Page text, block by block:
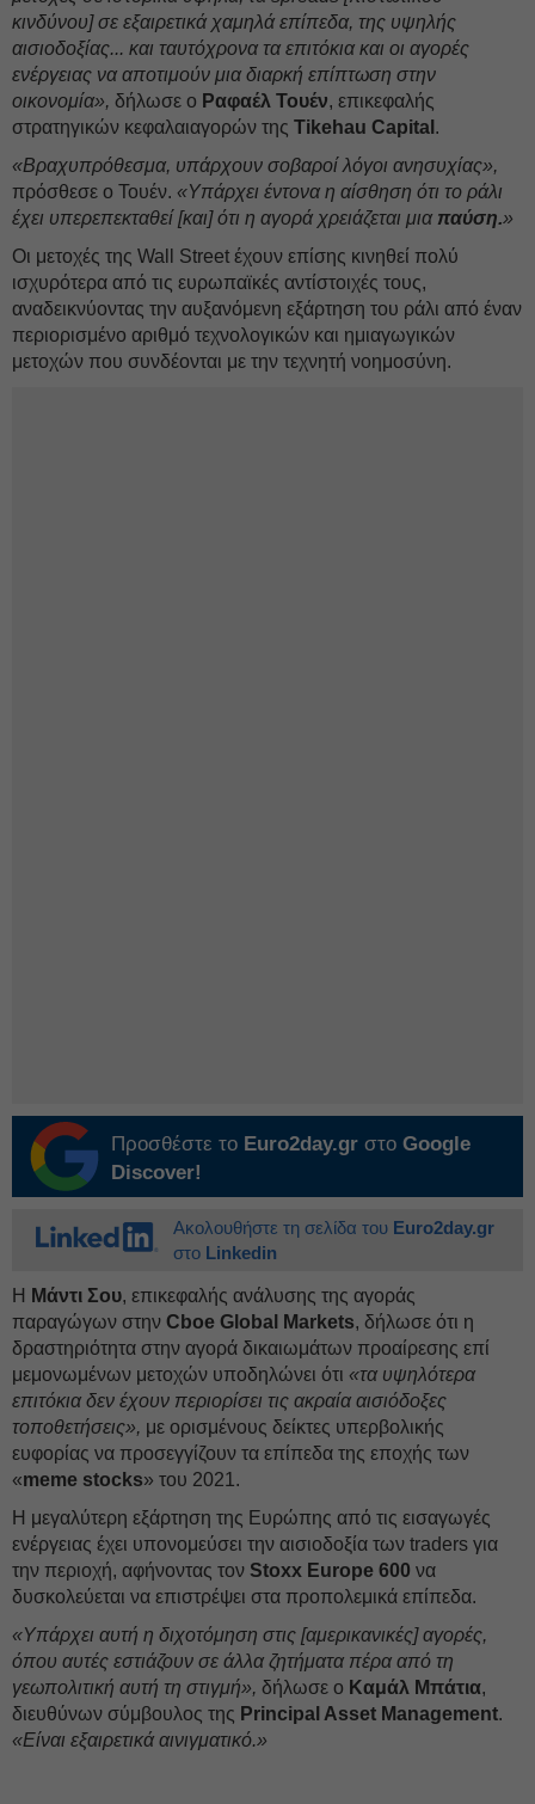
κινδύνου] σε εξαιρετικά χαμηλά επίπεδα, της υψηλής
αισιοδοξίας... και ταυτόχρονα τα επιτόκια και οι αγορές
ενέργειας να αποτιμούν μια διαρκή επίπτωση στην
οικονομία», δήλωσε ο Ραφαέλ Τουέν, επικεφαλής
στρατηγικών κεφαλαιαγορών της Tikehau Capital .
«Βραχυπρόθεσμα, υπάρχουν σοβαροί λόγοι ανησυχίας»,
πρόσθεσε ο Τουέν. «Υπάρχει έντονα η αίσθηση ότι το ράλι
έχει υπερεπεκταθεί [και] ότι η αγορά χρειάζεται μια παύση.»
Οι μετοχές της Wall Street έχουν επίσης κινηθεί πολύ
ισχυρότερα από τις ευρωπαϊκές αντίστοιχές τους,
αναδεικνύοντας την αυξανόμενη εξάρτηση του ράλι από έναν
περιορισμένο αριθμό τεχνολογικών και ημιαγωγικών
μετοχών που συνδέονται με την τεχνητή νοημοσύνη.
Προσθέστε το Euro2day.gr στο Google
Discover!
Ακολουθήστε τη σελίδα του Euro2day.gr
στο Linkedin
Η Μάντι Σου, επικεφαλής ανάλυσης της αγοράς
παραγώγων στην Cboe Global Markets, δήλωσε ότι η
δραστηριότητα στην αγορά δικαιωμάτων προαίρεσης επί
μεμονωμένων μετοχών υποδηλώνει ότι «τα υψηλότερα
επιτόκια δεν έχουν περιορίσει τις ακραία αισιόδοξες
τοποθετήσεις», με ορισμένους δείκτες υπερβολικής
ευφορίας να προσεγγίζουν τα επίπεδα της εποχής των
«meme stocks» του 2021.
Η μεγαλύτερη εξάρτηση της Ευρώπης από τις εισαγωγές
ενέργειας έχει υπονομεύσει την αισιοδοξία των traders για
την περιοχή, αφήνοντας τον Stoxx Europe 600 να
δυσκολεύεται να επιστρέψει στα προπολεμικά επίπεδα.
«Υπάρχει αυτή η διχοτόμηση στις [αμερικανικές] αγορές,
όπου αυτές εστιάζουν σε άλλα ζητήματα πέρα από τη
γεωπολιτική αυτή τη στιγμή», δήλωσε ο Καμάλ Μπάτια,
διευθύνων σύμβουλος της Principal Asset Management.
«Είναι εξαιρετικά αινιγματικό.»